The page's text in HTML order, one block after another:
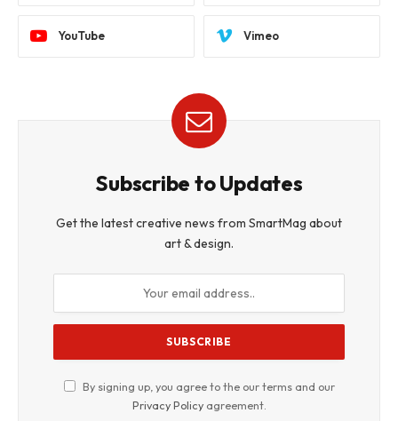
YouTube Vimeo
Subscribe to Updates
Get the latest creative news from SmartMag about
art & design.
By signing up, you agree to the our terms and our
Privacy Policyagreement.